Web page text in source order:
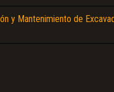
y Mantenimiento de